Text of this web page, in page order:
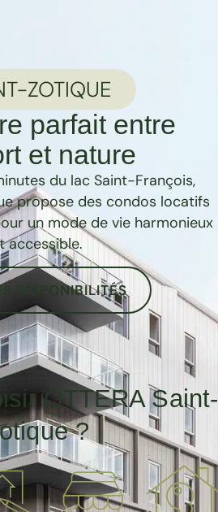
ZOTIQUE
parfait entre
et nature
du lac Saint-François,
propose des condos locatifs
un mode de vie harmonieux
accessible.
DISPONIBILITÉS
OTTERA Saint-
?